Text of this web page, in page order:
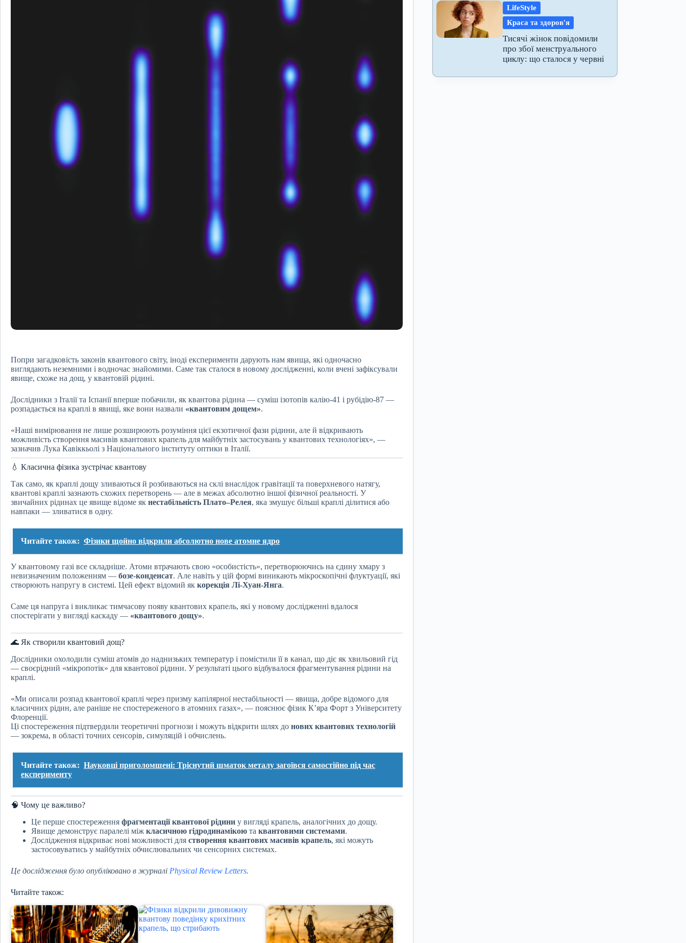
Попри загадковість законів квантового світу, іноді експерименти дарують нам явища, які одночасно
виглядають неземними і водночас знайомими. Саме так сталося в новому дослідженні, коли вчені зафіксували
явище, схоже на дощ, у квантовій рідині.
Дослідники з Італії та Іспанії вперше побачили, як квантова рідина — суміш ізотопів калію-41 і рубідію-87 —
розпадається на краплі в явищі, яке вони назвали «квантовим дощем».
«Наші вимірювання не лише розширюють розуміння цієї екзотичної фази рідини, але й відкривають
можливість створення масивів квантових крапель для майбутніх застосувань у квантових технологіях», —
зазначив Лука Кавіккьолі з Національного інституту оптики в Італії.
💧 Класична фізика зустрічає квантову
Так само, як краплі дощу зливаються й розбиваються на склі внаслідок гравітації та поверхневого натягу,
квантові краплі зазнають схожих перетворень — але в межах абсолютно іншої фізичної реальності. У
звичайних рідинах це явище відоме як нестабільність Плато–Релея, яка змушує більші краплі ділитися або
навпаки — зливатися в одну.
Читайте також: Фізики щойно відкрили абсолютно нове атомне ядро
У квантовому газі все складніше. Атоми втрачають свою «особистість», перетворюючись на єдину хмару з
невизначеним положенням — бозе-конденсат. Але навіть у цій формі виникають мікроскопічні флуктуації, які
створюють напругу в системі. Цей ефект відомий як корекція Лі-Хуан-Янга.
Саме ця напруга і викликає тимчасову появу квантових крапель, які у новому дослідженні вдалося
спостерігати у вигляді каскаду — «квантового дощу».
🌊 Як створили квантовий дощ?
Дослідники охолодили суміш атомів до наднизьких температур і помістили її в канал, що діє як хвильовий гід
— своєрідний «мікропотік» для квантової рідини. У результаті цього відбувалося фрагментування рідини на
краплі.
«Ми описали розпад квантової краплі через призму капілярної нестабільності — явища, добре відомого для
класичних рідин, але раніше не спостереженого в атомних газах», — пояснює фізик К’яра Форт з Університету
Флоренції.
Ці спостереження підтвердили теоретичні прогнози і можуть відкрити шлях до нових квантових технологій
— зокрема, в області точних сенсорів, симуляцій і обчислень.
Читайте також: Науковці приголомшені: Тріснутий шматок металу загоївся самостійно під час
експерименту
🧠 Чому це важливо?
Це перше спостереження фрагментації квантової рідини у вигляді крапель, аналогічних до дощу.
Явище демонструє паралелі між класичною гідродинамікою та квантовими системами.
Дослідження відкриває нові можливості для створення квантових масивів крапель, які можуть
застосовуватись у майбутніх обчислювальних чи сенсорних системах.
Це дослідження було опубліковано в журналі Physical Review Letters.
Читайте також:
LifeStyle
Краса та здоров'я
Тисячі жінок повідомили
про збої менструального
циклу: що сталося у червні